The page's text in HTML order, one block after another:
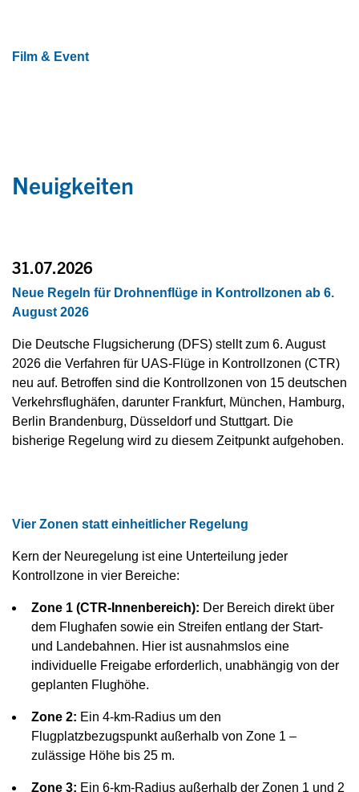
Film & Event
Neuigkeiten
31.07.2026
Neue Regeln für Drohnenflüge in Kontrollzonen ab 6.
August 2026
Die Deutsche Flugsicherung (DFS) stellt zum 6. August
2026 die Verfahren für UAS-Flüge in Kontrollzonen (CTR)
neu auf. Betroffen sind die Kontrollzonen von 15 deutschen
Verkehrsflughäfen, darunter Frankfurt, München, Hamburg,
Berlin Brandenburg, Düsseldorf und Stuttgart. Die
bisherige Regelung wird zu diesem Zeitpunkt aufgehoben.
Vier Zonen statt einheitlicher Regelung
Kern der Neuregelung ist eine Unterteilung jeder
Kontrollzone in vier Bereiche:
Zone 1 (CTR-Innenbereich): Der Bereich direkt über
dem Flughafen sowie ein Streifen entlang der Start-
und Landebahnen. Hier ist ausnahmslos eine
individuelle Freigabe erforderlich, unabhängig von der
geplanten Flughöhe.
Zone 2: Ein 4-km-Radius um den
Flugplatzbezugspunkt außerhalb von Zone 1 –
zulässige Höhe bis 25 m.
Zone 3: Ein 6-km-Radius außerhalb der Zonen 1 und 2